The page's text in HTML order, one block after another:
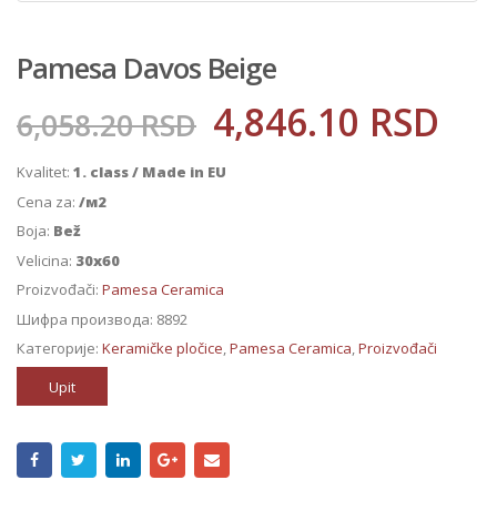
Pamesa Davos Beige
6,058.20RSD 4,846.10 RSD
Kvalitet: 1. class / Made in EU
Cena za: /м2
Boja: Bež
Velicina: 30x60
Proizvođači: Pamesa Ceramica
Шифра производа: 8892
Категорије: Keramičke pločice,Pamesa Ceramica,Proizvođači
Upit